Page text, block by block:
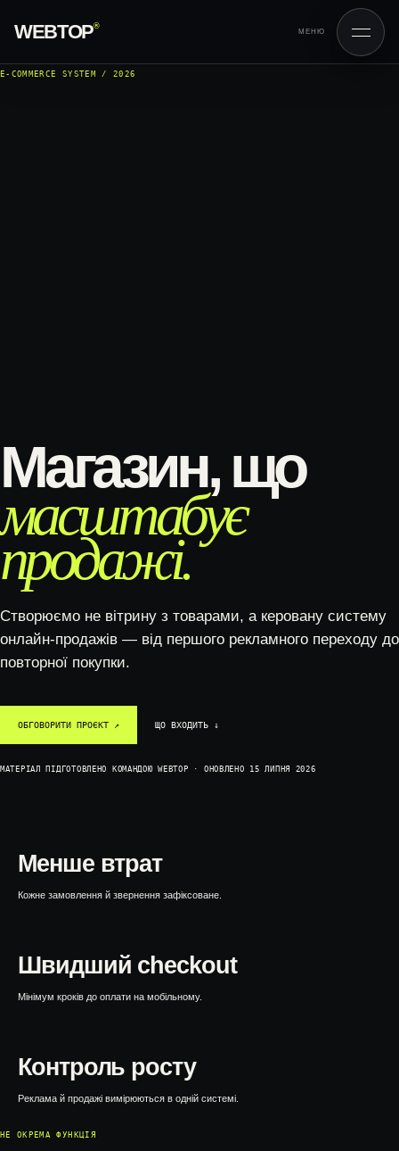
WEBTOP®
МЕНЮ
E-COMMERCE SYSTEM / 2026
Магазин, що
масштабує
продажі.
Створюємо не вітрину з товарами, а керовану систему
онлайн-продажів — від першого рекламного переходу до
повторної покупки.
ОБГОВОРИТИ ПРОЄКТ ↗ ЩО ВХОДИТЬ ↓
МАТЕРІАЛ ПІДГОТОВЛЕНО КОМАНДОЮ WEBTOP · ОНОВЛЕНО 15 ЛИПНЯ 2026
Менше втрат
Кожне замовлення й звернення зафіксоване.
Швидший checkout
Мінімум кроків до оплати на мобільному.
Контроль росту
Реклама й продажі вимірюються в одній системі.
НЕ ОКРЕМА ФУНКЦІЯ